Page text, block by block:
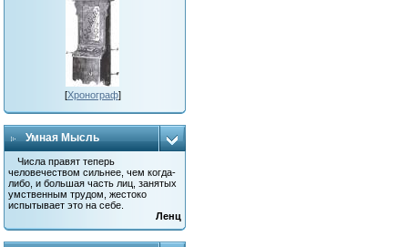
[Хронограф]
Умная Мысль
Числа правят теперь
человечеством сильнее, чем когда-
либо, и большая часть лиц, занятых
умственным трудом, жестоко
испытывает это на себе.
Ленц